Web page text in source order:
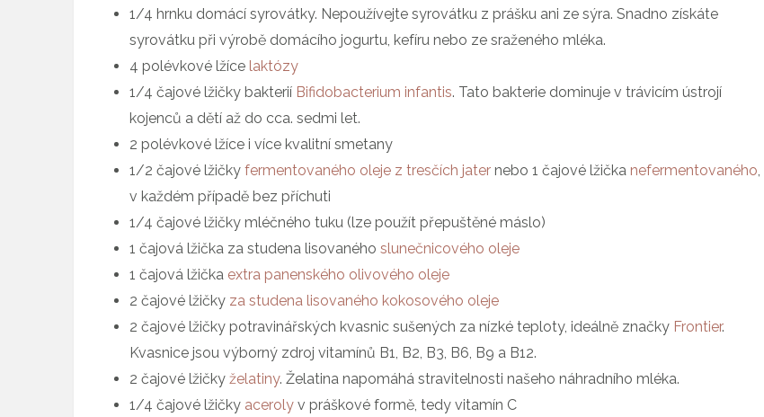
1/4 hrnku domácí syrovátky. Nepoužívejte syrovátku z prášku ani ze sýra. Snadno získáte
syrovátku při výrobě domácího jogurtu, kefíru nebo ze sraženého mléka.
4 polévkové lžíce laktózy
1/4 čajové lžičky bakterií Bifidobacterium infantis. Tato bakterie dominuje v trávicím ústrojí
kojenců a dětí až do cca. sedmi let.
2 polévkové lžíce i více kvalitní smetany
1/2 čajové lžičky fermentovaného oleje z tresčích jater nebo 1 čajové lžička nefermentovaného,
v každém případě bez příchuti
1/4 čajové lžičky mléčného tuku (lze použít přepuštěné máslo)
1 čajová lžička za studena lisovaného slunečnicového oleje
1 čajová lžička extra panenského olivového oleje
2 čajové lžičky za studena lisovaného kokosového oleje
2 čajové lžičky potravinářských kvasnic sušených za nízké teploty, ideálně značky Frontier.
Kvasnice jsou výborný zdroj vitamínů B1, B2, B3, B6, B9 a B12.
2 čajové lžičky želatiny. Želatina napomáhá stravitelnosti našeho náhradního mléka.
1/4 čajové lžičky aceroly v práškové formě, tedy vitamín C